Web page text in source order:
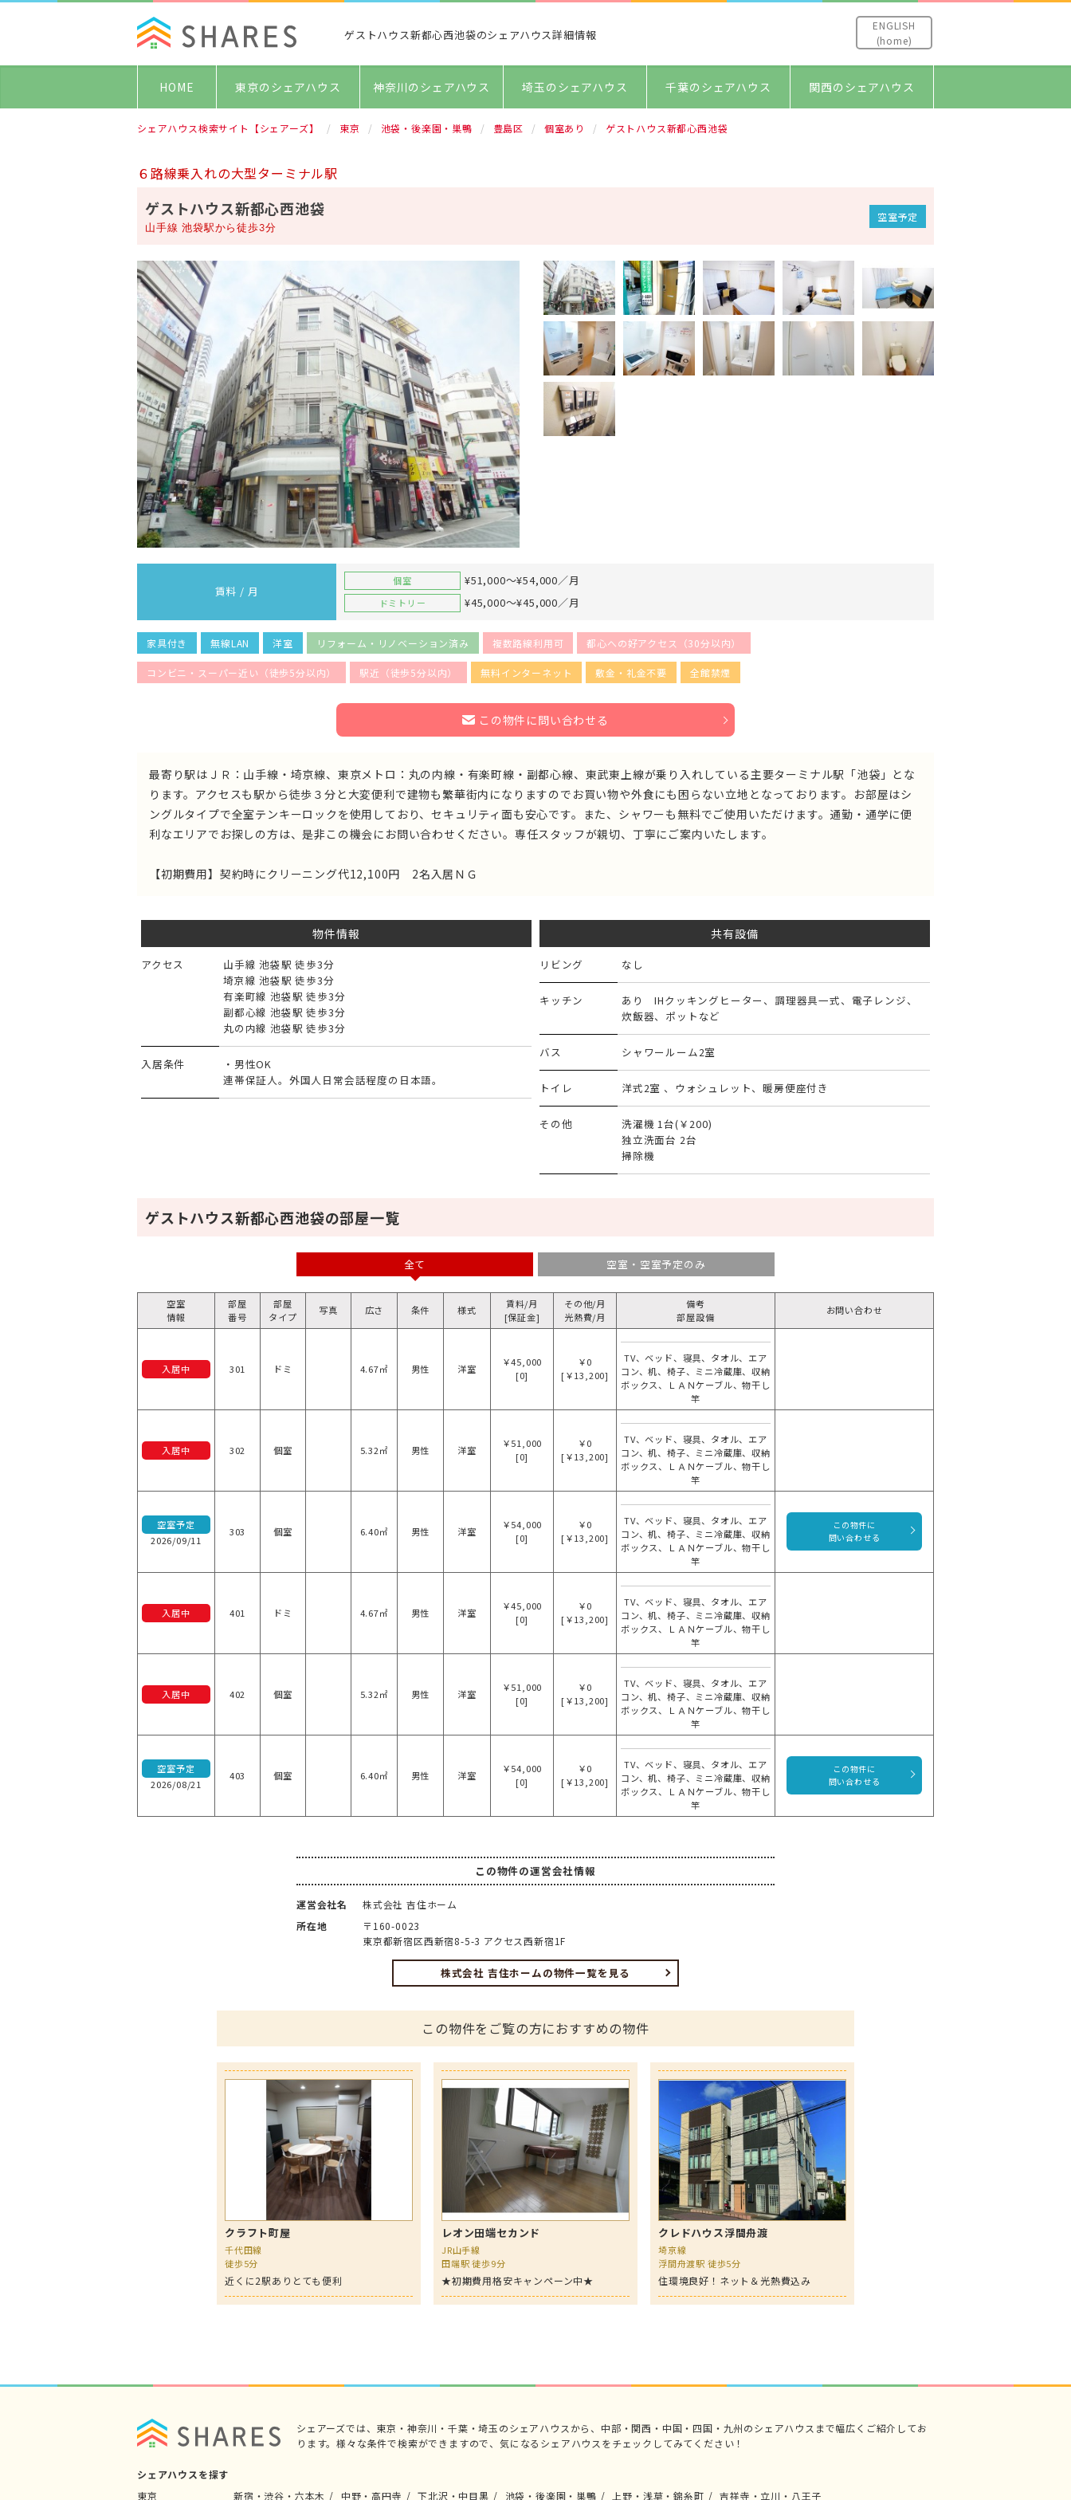
ゲストハウス新都心西池袋のシェアハウス詳細情報
ENGLISH
(home)
HOME 東京のシェアハウス 神奈川のシェアハウス 埼玉のシェアハウス 千葉のシェアハウス 関西のシェアハウス
シェアハウス検索サイト【シェアーズ】 東京 池袋・後楽園・巣鴨 豊島区 個室あり ゲストハウス新都心西池袋
６路線乗入れの大型ターミナル駅
ゲストハウス新都心西池袋
山手線 池袋駅から徒歩3分
空室予定
賃料 / 月
個室 ¥51,000～¥54,000／月
ドミトリー ¥45,000～¥45,000／月
家具付き 無線LAN 洋室 リフォーム・リノベーション済み 複数路線利用可 都心への好アクセス（30分以内）
コンビニ・スーパー近い（徒歩5分以内） 駅近（徒歩5分以内） 無料インターネット 敷金・礼金不要 全館禁煙
この物件に問い合わせる
最寄り駅はＪＲ：山手線・埼京線、東京メトロ：丸の内線・有楽町線・副都心線、東武東上線が乗り入れしている主要ターミナル駅「池袋」とな
ります。アクセスも駅から徒歩３分と大変便利で建物も繁華街内になりますのでお買い物や外食にも困らない立地となっております。お部屋はシ
ングルタイプで全室テンキーロックを使用しており、セキュリティ面も安心です。また、シャワーも無料でご使用いただけます。通勤・通学に便
利なエリアでお探しの方は、是非この機会にお問い合わせください。専任スタッフが親切、丁寧にご案内いたします。
【初期費用】契約時にクリーニング代12,100円 2名入居ＮＧ
物件情報
アクセス
山手線 池袋駅 徒歩3分
埼京線 池袋駅 徒歩3分
有楽町線 池袋駅 徒歩3分
副都心線 池袋駅 徒歩3分
丸の内線 池袋駅 徒歩3分
入居条件
・男性OK
連帯保証人。外国人日常会話程度の日本語。
共有設備
リビング なし
キッチン
あり IHクッキングヒーター、調理器具一式、電子レンジ、
炊飯器、ポットなど
バス シャワールーム2室
トイレ 洋式2室 、ウォシュレット、暖房便座付き
その他
洗濯機 1台(￥200)
独立洗面台 2台
掃除機
ゲストハウス新都心西池袋の部屋一覧
全て 空室・空室予定のみ
空室
情報
部屋
番号
部屋
タイプ
写真 広さ 条件 様式
賃料/月
[保証金]
その他/月
光熱費/月
備考
部屋設備
お問い合わせ
入居中 301 ドミ 4.67㎡ 男性 洋室
￥45,000
[0]
￥0
[￥13,200]
TV、ベッド、寝具、タオル、エア
コン、机、椅子、ミニ冷蔵庫、収納
ボックス、ＬＡＮケーブル、物干し
竿
入居中 302 個室 5.32㎡ 男性 洋室
￥51,000
[0]
￥0
[￥13,200]
TV、ベッド、寝具、タオル、エア
コン、机、椅子、ミニ冷蔵庫、収納
ボックス、ＬＡＮケーブル、物干し
竿
空室予定
2026/09/11
303 個室 6.40㎡ 男性 洋室
￥54,000
[0]
￥0
[￥13,200]
TV、ベッド、寝具、タオル、エア
コン、机、椅子、ミニ冷蔵庫、収納
ボックス、ＬＡＮケーブル、物干し
竿
この物件に
問い合わせる
入居中 401 ドミ 4.67㎡ 男性 洋室
￥45,000
[0]
￥0
[￥13,200]
TV、ベッド、寝具、タオル、エア
コン、机、椅子、ミニ冷蔵庫、収納
ボックス、ＬＡＮケーブル、物干し
竿
入居中 402 個室 5.32㎡ 男性 洋室
￥51,000
[0]
￥0
[￥13,200]
TV、ベッド、寝具、タオル、エア
コン、机、椅子、ミニ冷蔵庫、収納
ボックス、ＬＡＮケーブル、物干し
竿
空室予定
2026/08/21
403 個室 6.40㎡ 男性 洋室
￥54,000
[0]
￥0
[￥13,200]
TV、ベッド、寝具、タオル、エア
コン、机、椅子、ミニ冷蔵庫、収納
ボックス、ＬＡＮケーブル、物干し
竿
この物件に
問い合わせる
この物件の運営会社情報
運営会社名
株式会社 吉住ホーム
所在地
〒160-0023
東京都新宿区西新宿8-5-3 アクセス西新宿1F
株式会社 吉住ホームの物件一覧を見る
この物件をご覧の方におすすめの物件
クラフト町屋
千代田線
徒歩5分
近くに2駅ありとても便利
レオン田端セカンド
JR山手線
田端駅 徒歩9分
★初期費用格安キャンペーン中★
クレドハウス浮間舟渡
埼京線
浮間舟渡駅 徒歩5分
住環境良好！ネット＆光熱費込み
シェアーズでは、東京・神奈川・千葉・埼玉のシェアハウスから、中部・関西・中国・四国・九州のシェアハウスまで幅広くご紹介してお
ります。様々な条件で検索ができますので、気になるシェアハウスをチェックしてみてください！
シェアハウスを探す
東京
新宿・渋谷・六本木 中野・高円寺 下北沢・中目黒 池袋・後楽園・巣鴨 上野・浅草・錦糸町 吉祥寺・立川・八王子